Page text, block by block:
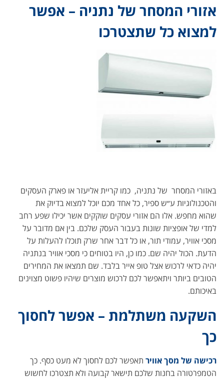
אזורי המסחר של נתניה – אפשר
למצוא כל שתצטרכו
באזורי המסחר של נתניה, כמו קריית אליעזר או פארק העסקים
והטכנולוגיות ע״ש ספיר, כל אחד מכם יוכל למצוא בדיוק את
שהוא מחפש. אלו הם אזורי עסקים שוקקים אשר יכילו שפע רחב
למדי של אופציות שונות בעבור העסק שלכם. בין אם מדובר על
מסכי אוויר, עמודי תור, או כל דבר אחר שרק תוכלו להעלות על
הדעת. הכול יהיה שם. כמו כן, היו בטוחים כי מסכי אוויר בנתניה
יהיה כדאי לרכוש אצל טופ אייר בלבד. שם תמצאו את המחירים
הטובים ביותר ויתאפשר לכם לרכוש מוצרים שיהיו פשוט מצוינים
באיכותם.
השקעה משתלמת – אפשר לחסוך
כך
רכישה של מסך אוויר תאפשר לכם לחסוך לא מעט כסף. כך
הטמפרטורה בחנות שלכם תישאר קבועה ולא תצטרכו לחשוש